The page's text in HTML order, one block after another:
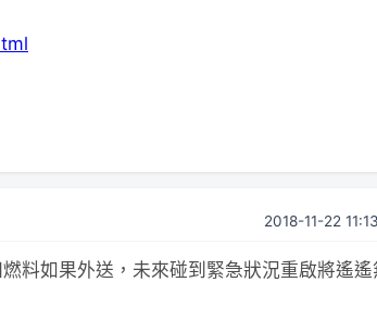
2018-11-22
料如果外送，未來碰到緊急狀況重啟將遙遙